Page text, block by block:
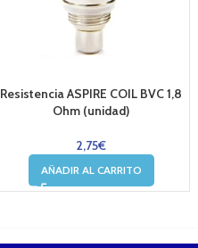
Resistencia ASPIRE COIL BVC 1,8
Ohm (unidad)
2,75€
AÑADIR AL CARRITO